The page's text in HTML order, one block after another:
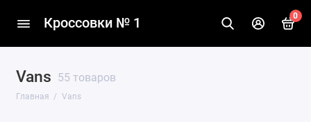
Кроссовки № 1 0
Vans 55 товаров
Главная Vans